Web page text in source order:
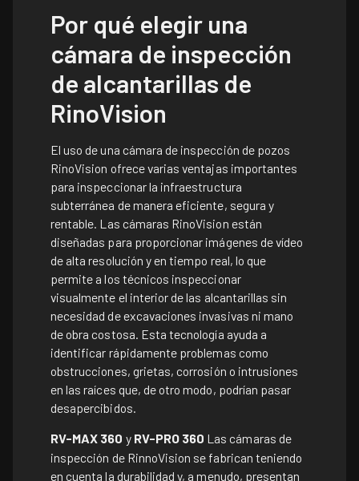
Por qué elegir una
cámara de inspección
de alcantarillas de
RinoVision
El uso de una cámara de inspección de pozos
RinoVision ofrece varias ventajas importantes
para inspeccionar la infraestructura
subterránea de manera eficiente, segura y
rentable. Las cámaras RinoVision están
diseñadas para proporcionar imágenes de vídeo
de alta resolución y en tiempo real, lo que
permite a los técnicos inspeccionar
visualmente el interior de las alcantarillas sin
necesidad de excavaciones invasivas ni mano
de obra costosa. Esta tecnología ayuda a
identificar rápidamente problemas como
obstrucciones, grietas, corrosión o intrusiones
en las raíces que, de otro modo, podrían pasar
desapercibidos.
RV-MAX 360 y RV-PRO 360 Las cámaras de
inspección de RinnoVision se fabrican teniendo
en cuenta la durabilidad y, a menudo, presentan